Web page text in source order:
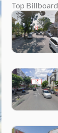
Top Billboard